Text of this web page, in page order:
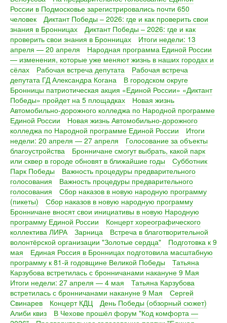
России в Подмосковье зарегистрировались почти 650
человек
Диктант Победы – 2026: где и как проверить свои
знания в Бронницах
Диктант Победы – 2026: где и как
проверить свои знания в Бронницах
Итоги недели: 13
апреля — 20 апреля
Народная программа Единой России
— изменения, которые уже меняют жизнь в наших городах и
сёлах
Рабочая встреча депутата
Рабочая встреча
депутата ГД Александра Когана
В городском округе
Бронницы патриотическая акция «Единой России» «Диктант
Победы» пройдет на 5 площадках
Новая жизнь
Автомобильно-дорожного колледжа по Народной программе
Единой России
Новая жизнь Автомобильно-дорожного
колледжа по Народной программе Единой России
Итоги
недели: 20 апреля — 27 апреля
Голосование за объекты
благоустройства
Бронничане смогут выбрать, какой парк
или сквер в городе обновят в ближайшие годы
Субботник
Парк Победы
Важность процедуры предварительного
голосования
Важность процедуры предварительного
голосования
Сбор наказов в новую народную программу
(пикеты)
Сбор наказов в новую народную программу
Бронничане вносят свои инициативы в новую Народную
программу Единой России
Концерт хореографического
коллектива ЛИРА
Зарница
Встреча в благотворительной
волонтёрской организации "Золотые сердца"
Подготовка к 9
мая
Единая Россия в Бронницах подготовила масштабную
программу к 81-й годовщине Великой Победы
Татьяна
Карзубова встретилась с бронничанами накануне 9 Мая
Итоги недели: 27 апреля — 4 мая
Татьяна Карзубова
встретилась с бронничанами накануне 9 Мая
Сергей
Свинарев
Концерт КДЦ
День Победы (обзорный сюжет)
Алиби квиз
В Чехове прошёл форум "Код комфорта —